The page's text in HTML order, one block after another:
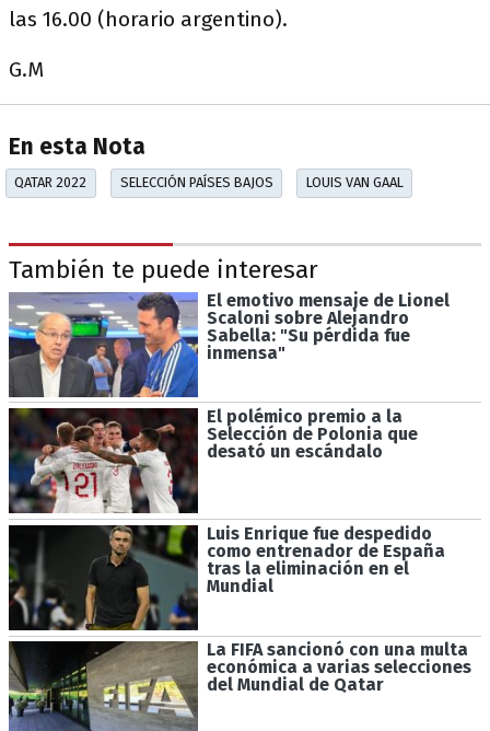
las 16.00 (horario argentino).
G.M
En esta Nota
QATAR 2022 SELECCIÓN PAÍSES BAJOS LOUIS VAN GAAL
También te puede interesar
El emotivo mensaje de Lionel
Scaloni sobre Alejandro
Sabella: "Su pérdida fue
inmensa"
El polémico premio a la
Selección de Polonia que
desató un escándalo
Luis Enrique fue despedido
como entrenador de España
tras la eliminación en el
Mundial
La FIFA sancionó con una multa
económica a varias selecciones
del Mundial de Qatar